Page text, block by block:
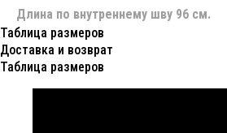
Длина по внутреннему шву 96 см.
Таблица размеров
Доставка и возврат
Таблица размеров